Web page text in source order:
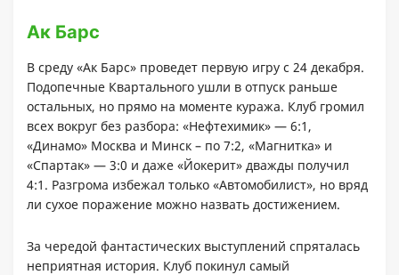
Ак Барс
В среду «Ак Барс» проведет первую игру с 24 декабря.
Подопечные Квартального ушли в отпуск раньше
остальных, но прямо на моменте куража. Клуб громил
всех вокруг без разбора: «Нефтехимик» — 6:1,
«Динамо» Москва и Минск – по 7:2, «Магнитка» и
«Спартак» — 3:0 и даже «Йокерит» дважды получил
4:1. Разгрома избежал только «Автомобилист», но вряд
ли сухое поражение можно назвать достижением.
За чередой фантастических выступлений спряталась
неприятная история. Клуб покинул самый